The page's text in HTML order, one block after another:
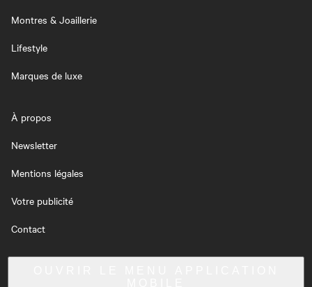
Montres & Joaillerie
Lifestyle
Marques de luxe
À propos
Newsletter
Mentions légales
Votre publicité
Contact